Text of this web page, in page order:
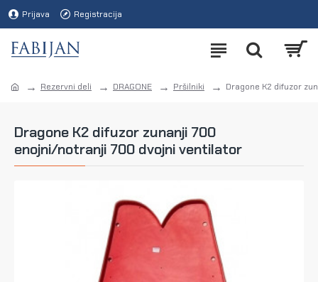
Prijava Registracija
Rezervni deli DRAGONE Pršilniki Dragone K2 difuzor
Dragone K2 difuzor zunanji 700
enojni/notranji 700 dvojni ventilator